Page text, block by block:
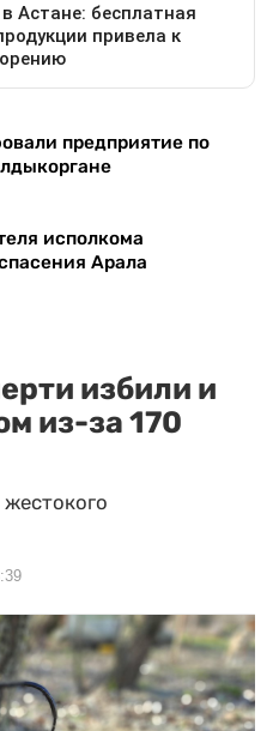
предприятие по
исполкома
Арала
избили и
из-за 170